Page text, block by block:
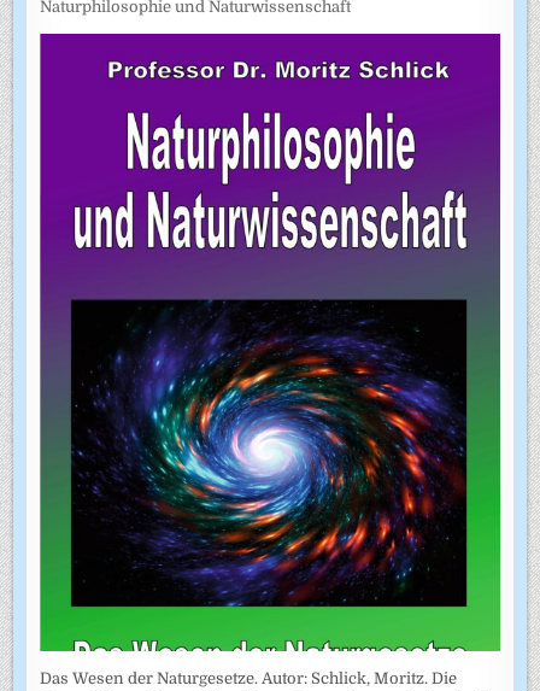
Naturphilosophie und Naturwissenschaft
Das Wesen der Naturgesetze. Autor: Schlick, Moritz. Die